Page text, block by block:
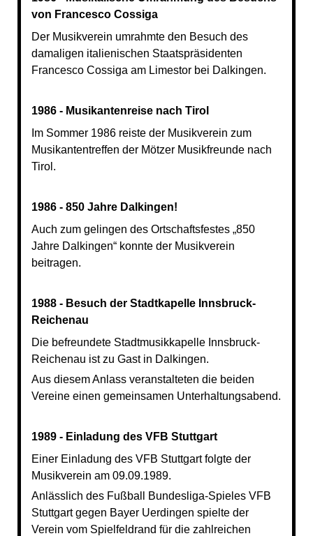
von Francesco Cossiga
Der Musikverein umrahmte den Besuch des
damaligen italienischen Staatspräsidenten
Francesco Cossiga am Limestor bei Dalkingen.
1986 - Musikantenreise nach Tirol
Im Sommer 1986 reiste der Musikverein zum
Musikantentreffen der Mötzer Musikfreunde nach
Tirol.
1986 - 850 Jahre Dalkingen!
Auch zum gelingen des Ortschaftsfestes „850
Jahre Dalkingen“ konnte der Musikverein
beitragen.
1988 - Besuch der Stadtkapelle Innsbruck-
Reichenau
Die befreundete Stadtmusikkapelle Innsbruck-
Reichenau ist zu Gast in Dalkingen.
Aus diesem Anlass veranstalteten die beiden
Vereine einen gemeinsamen Unterhaltungsabend.
1989 - Einladung des VFB Stuttgart
Einer Einladung des VFB Stuttgart folgte der
Musikverein am 09.09.1989.
Anlässlich des Fußball Bundesliga-Spieles VFB
Stuttgart gegen Bayer Uerdingen spielte der
Verein vom Spielfeldrand für die zahlreichen